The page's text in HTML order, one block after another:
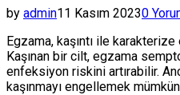
by admin11 Kasım 20230
Egzama, kaşıntı ile karakterize
Kaşınan bir cilt, egzama
enfeksiyon riskini artırabilir.
kaşınmayı engellemek